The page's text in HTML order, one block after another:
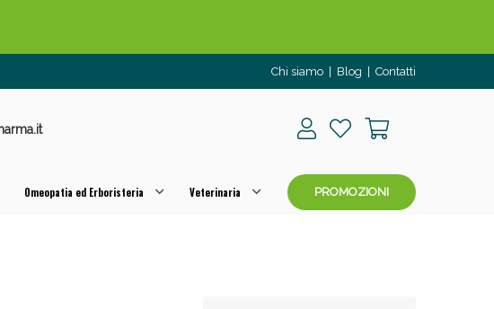
Chi siamo Blog Contatti
Omeopatia ed Erboristeria Veterinaria PROMOZIONI
solo per OGGI!